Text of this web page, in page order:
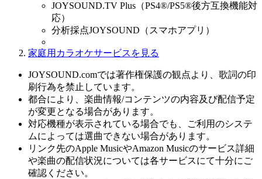
JOYSOUND.TV Plus（PS4®/PS5®後方互換機能対
応）
分析採点JOYSOUND（スマホアプリ）
家庭用カラオケサービスを見る
JOYSOUND.comでは著作権保護の観点より、歌詞の印
刷行為を禁止しています。
都合により、楽曲情報/コンテンツの内容及び配信予定
が変更となる場合があります。
対応機種が表示されている場合でも、ご利用のシステ
ムによっては選曲できない場合があります。
リンク先のApple MusicやAmazon Musicのサービス詳細
や楽曲の配信状況については各サービスにて十分にご
確認ください。